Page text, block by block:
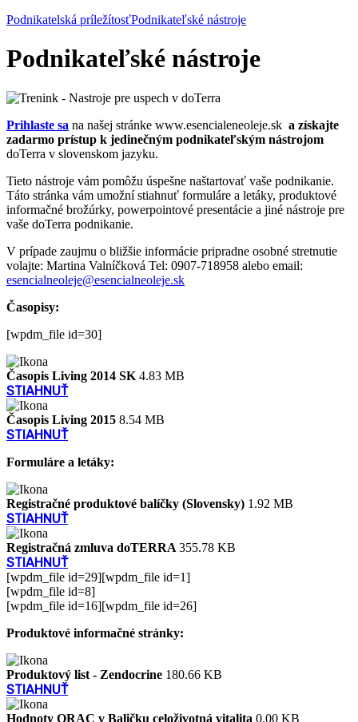
Podnikatelská príležítosťPodnikateľské nástroje
Podnikateľské nástroje
Prihlaste sa na našej stránke www.esencialeneoleje.sk a získajte
zadarmo prístup k jedinečným podnikateľským nástrojom
doTerra v slovenskom jazyku.
Tieto nástroje vám pomôžu úspešne naštartovať vaše podnikanie.
Táto stránka vám umožní stiahnuť formuláre a letáky, produktové
informačné brožúrky, powerpointové presentácie a jiné nástroje pre
vaše doTerra podnikanie.
V prípade zaujmu o bližšie informácie pripradne osobné stretnutie
volajte: Martina Valníčková Tel: 0907-718958 alebo email:
esencialneoleje@esencialneoleje.sk
Časopisy:
[wpdm_file id=30]
Časopis Living 2014 SK 4.83 MB
STIAHNUŤ
Časopis Living 2015 8.54 MB
STIAHNUŤ
Formuláre a letáky:
Registračné produktové balíčky (Slovensky) 1.92 MB
STIAHNUŤ
Registračná zmluva doTERRA 355.78 KB
STIAHNUŤ
[wpdm_file id=29][wpdm_file id=1]
[wpdm_file id=8]
[wpdm_file id=16][wpdm_file id=26]
Produktové informačné stránky:
Produktový list - Zendocrine 180.66 KB
STIAHNUŤ
Hodnoty ORAC v Baličku celoživotná vitalita 0.00 KB